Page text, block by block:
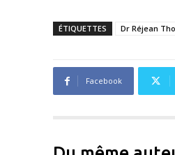
ÉTIQUETTES Dr Réjean
Facebook